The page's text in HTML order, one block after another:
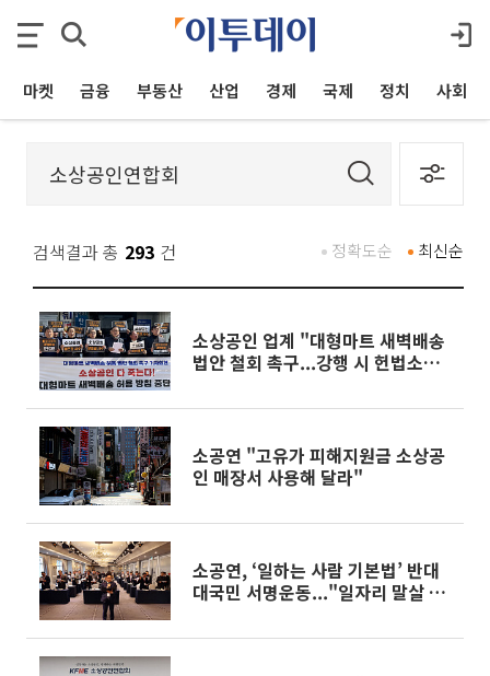
마켓 금융 부동산 산업 경제 국제 정치 사회
검색결과 총 293 건 최신순
정확도순
소상공인 업계 "대형마트 새벽배송
법안 철회 촉구...강행 시 헌법소원
소공연 "고유가 피해지원금 소상공
인 매장서 사용해 달라"
소공연, ‘일하는 사람 기본법’ 반대
대국민 서명운동..."일자리 말살 정